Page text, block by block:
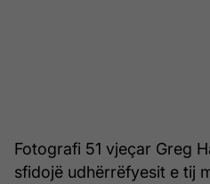
Fotografi 51 vjeçar Greg
sfidojë udhërrëfyesit e tij